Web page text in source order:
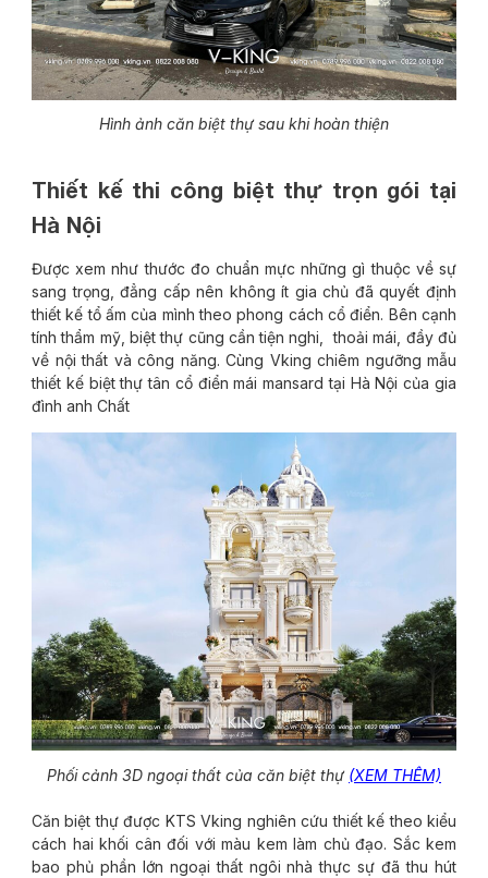
Hình ảnh căn biệt thự sau khi hoàn thiện
Thiết kế thi công biệt thự trọn gói tại
Hà Nội
Được xem như thước đo chuẩn mực những gì thuộc về sự
sang trọng, đẳng cấp nên không ít gia chủ đã quyết định
thiết kế tổ ấm của mình theo phong cách cổ điển. Bên cạnh
tính thẩm mỹ, biệt thự cũng cần tiện nghi, thoải mái, đầy đủ
về nội thất và công năng. Cùng Vking chiêm ngưỡng mẫu
thiết kế biệt thự tân cổ điển mái mansard tại Hà Nội của gia
đình anh Chất
Phối cảnh 3D ngoại thất của căn biệt thự (XEM THÊM)
Căn biệt thự được KTS Vking nghiên cứu thiết kế theo kiểu
cách hai khối cân đối với màu kem làm chủ đạo. Sắc kem
bao phủ phần lớn ngoại thất ngôi nhà thực sự đã thu hút